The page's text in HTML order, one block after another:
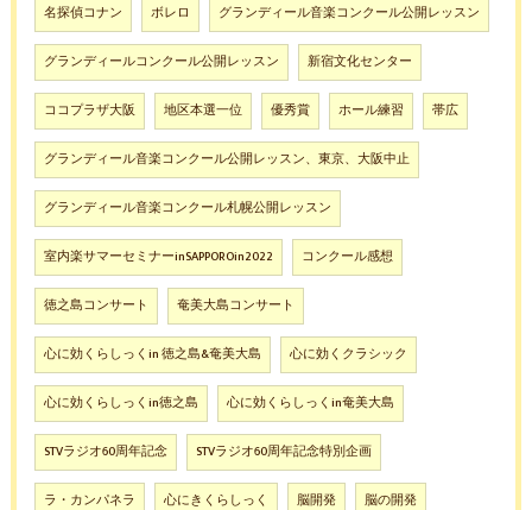
名探偵コナン ボレロ グランディール音楽コンクール公開レッスン
グランディールコンクール公開レッスン 新宿文化センター
ココプラザ大阪 地区本選一位 優秀賞 ホール練習 帯広
グランディール音楽コンクール公開レッスン、東京、大阪中止
グランディール音楽コンクール札幌公開レッスン
室内楽サマーセミナーinSAPPOROin2022 コンクール感想
徳之島コンサート 奄美大島コンサート
心に効くらしっくin 徳之島&奄美大島 心に効くクラシック
心に効くらしっくin徳之島 心に効くらしっくin奄美大島
STVラジオ60周年記念 STVラジオ60周年記念特別企画
ラ・カンパネラ 心にきくらしっく 脳開発 脳の開発